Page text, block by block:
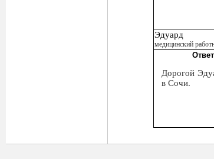
Эдуард
медицинский
Дорогой
в Сочи.